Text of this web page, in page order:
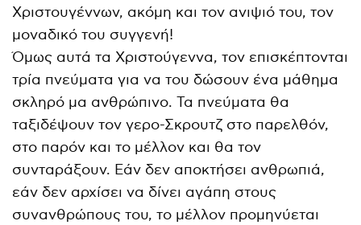
Χριστουγέννων, ακόμη και τον ανιψιό του, τον
μοναδικό του συγγενή!
Όμως αυτά τα Χριστούγεννα, τον επισκέπτονται
τρία πνεύματα για να του δώσουν ένα μάθημα
σκληρό μα ανθρώπινο. Τα πνεύματα θα
ταξιδέψουν τον γερο-Σκρουτζ στο παρελθόν,
στο παρόν και το μέλλον και θα τον
συνταράξουν. Εάν δεν αποκτήσει ανθρωπιά,
εάν δεν αρχίσει να δίνει αγάπη στους
συνανθρώπους του, το μέλλον προμηνύεται